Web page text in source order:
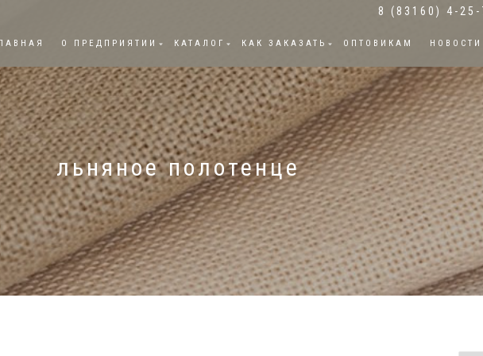
8 (83160) 4-25-
О ПРЕДПРИЯТИИ КАТАЛОГ КАК ЗАКАЗАТЬ ОПТОВИКАМ НОВОСТИ
льняное полотенце